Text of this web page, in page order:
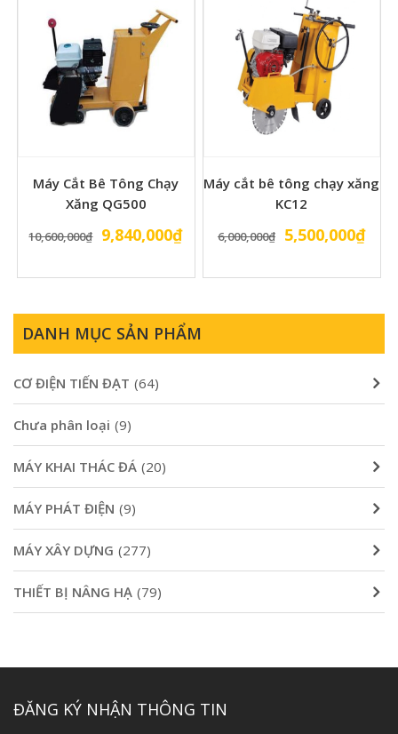
Máy Cắt Bê Tông Chạy
Xăng QG500
10,600,000₫ Giá
là:
9,840,000₫Giá
tại
9,840,000₫.
Máy cắt bê tông chạy xăng
KC12
6,000,000₫
Giá
là:
5,500,000₫Giá
tại
DANH MỤC SẢN PHẨM
CƠ ĐIỆN TIẾN ĐẠT (64)
Chưa phân loại (9)
MÁY KHAI THÁC ĐÁ (20)
MÁY PHÁT ĐIỆN (9)
MÁY XÂY DỰNG (277)
THIẾT BỊ NÂNG HẠ (79)
ĐĂNG KÝ NHẬN THÔNG TIN